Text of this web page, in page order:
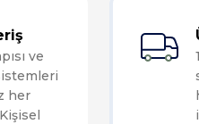
ve
her